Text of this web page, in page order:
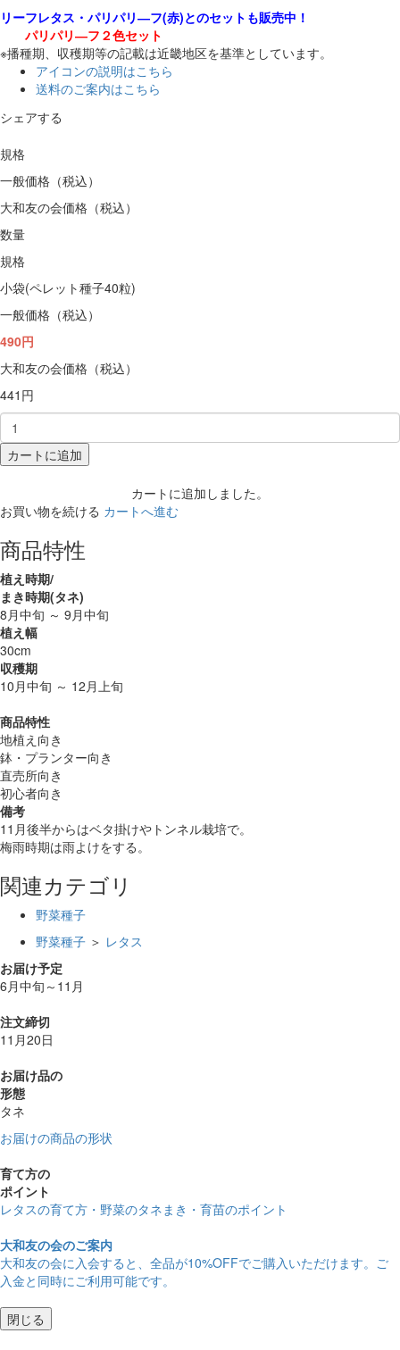
リーフレタス・パリパリ―フ(赤)とのセットも販売中！
パリパリ―フ２色セット
※播種期、収穫期等の記載は近畿地区を基準としています。
アイコンの説明はこちら
送料のご案内はこちら
シェアする
規格
一般価格（税込）
大和友の会価格（税込）
数量
規格
小袋(ペレット種子40粒)
一般価格（税込）
490円
大和友の会価格（税込）
441円
カートに追加
カートに追加しました。
お買い物を続ける カートへ進む
商品特性
植え時期/
まき時期(タネ)
8月中旬 ～ 9月中旬
植え幅
30cm
収穫期
10月中旬 ～ 12月上旬
商品特性
地植え向き
鉢・プランター向き
直売所向き
初心者向き
備考
11月後半からはベタ掛けやトンネル栽培で。
梅雨時期は雨よけをする。
関連カテゴリ
野菜種子
野菜種子 ＞ レタス
お届け予定
6月中旬～11月
注文締切
11月20日
お届け品の
形態
タネ
お届けの商品の形状
育て方の
ポイント
レタスの育て方・野菜のタネまき・育苗のポイント
大和友の会のご案内
大和友の会に入会すると、 全品が10%OFFでご購入いただけます。ご
入金と同時にご利用可能です。
閉じる